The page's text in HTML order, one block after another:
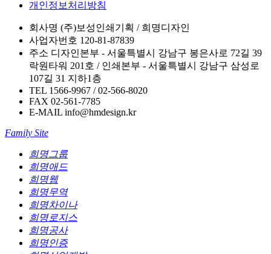
개인정보처리방침
회사명 (주)보성인쇄기획 / 희명디자인
사업자번호 120-81-87839
주소 디자인본부 - 서울특별시 강남구 봉은사로 72길 39
락원타워 201호 / 인쇄본부 - 서울특별시 강남구 삼성로
107길 31 지하1층
TEL 1566-9967 / 02-566-8020
FAX 02-561-7785
E-MAIL info@hmdesign.kr
Family Site
희명그룹
희명애드
희명웹
희명무역
희명차이나
희명로지스
희명공사
희명인증